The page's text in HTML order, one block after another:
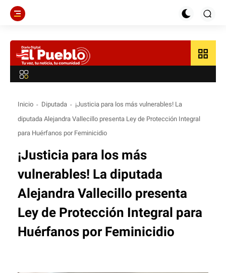
grid_view
Inicio Diputada
¡Justicia para los más vulnerables! La
diputada Alejandra Vallecillo presenta Ley de Protección Integral
para Huérfanos por Feminicidio
¡Justicia para los más
vulnerables! La diputada
Alejandra Vallecillo presenta
Ley de Protección Integral para
Huérfanos por Feminicidio